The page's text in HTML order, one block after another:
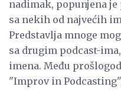
nadimak, popunjena
sa nekih od najvećih
Predstavlja mnoge
sa drugim podcast-
imena. Među
"Improv in